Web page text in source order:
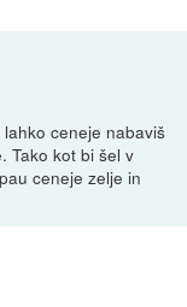
ceneje nabaviš
Tako kot bi šel v
ceneje zelje in